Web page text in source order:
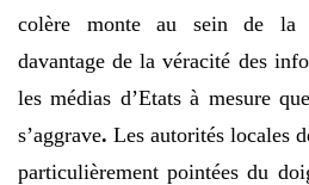
colère monte au sein de la
davantage de la véracité des
les médias d’Etats à mesure
s’aggrave. Les autorités locales
particulièrement pointées du